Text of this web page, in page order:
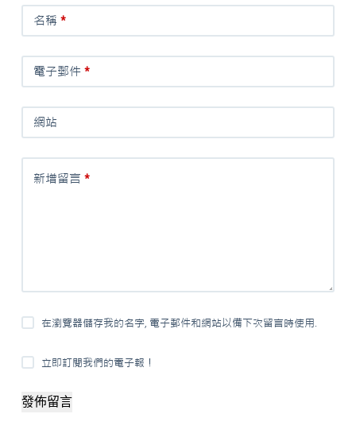
名稱 *
電子郵件*
網站
新增留言 *
在瀏覽器儲存我的名字, 電子郵件和網站以備下次留言時使用.
立即訂閱我們的電子報！
發佈留言